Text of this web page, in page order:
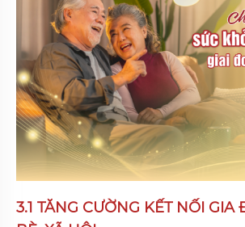
3.1 TĂNG CƯỜNG KẾT NỐI